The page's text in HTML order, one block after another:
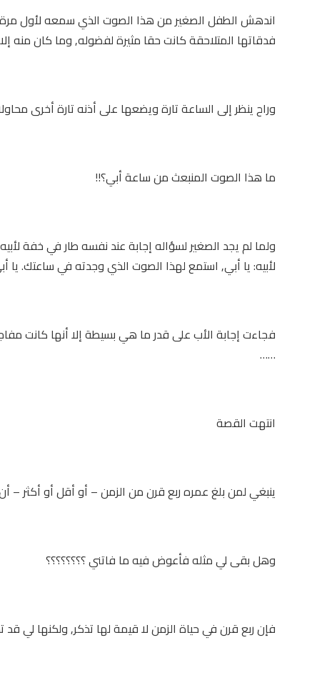
اندهش الطفل الصغير من هذا الصوت الذي سمعه لأول مرة
فدقاتها المتلاحقة كانت حقا مثيرة لفضوله, وما كان منه
وراح ينظر إلى الساعة تارة ويضعها على أذنه تارة أخرى
ما هذا الصوت المنبعث من ساعة أبي؟!!
ولما لم يجد الصغير لسؤاله إجابة عند نفسه طار في خفة
لأبيه: يا أبي, استمع لهذا الصوت الذي وجدته في ساعتك. يا
فجاءت إجابة الأب على قدر ما هي بسيطة إلا أنها كانت
……
انتهت القصة
ينبغي لمن بلغ عمره ربع قرن من الزمن – أو أقل أو أكثر –
وهل بقى لي مثله فأعوض فيه ما فاتني ؟؟؟؟؟؟؟؟
فإن ربع قرن في حياة الزمن لا قيمة لها تذكر, ولكنها لي